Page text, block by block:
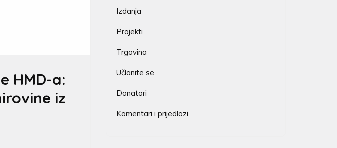
HMD-a:
iz
Izdanja
Projekti
Trgovina
Učlanite se
Donatori
Komentari i prijedlozi